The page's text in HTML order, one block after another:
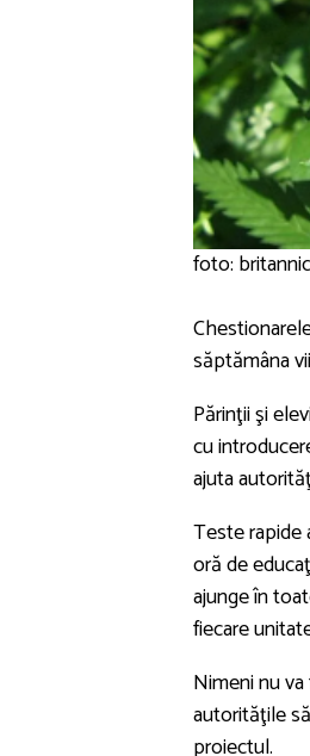
foto:
săptămâna
Părinţii şi
cu
ajuta
Teste rapide
oră de
ajunge în
fiecare
Nimeni nu
autorităţile
proiectul.